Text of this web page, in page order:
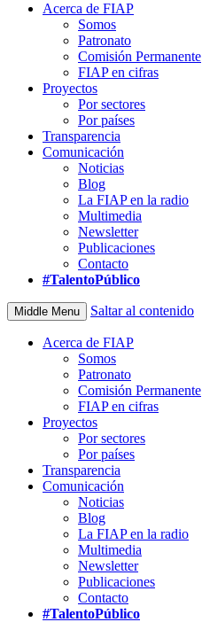
Acerca de FIAP
Somos
Patronato
Comisión Permanente
FIAP en cifras
Proyectos
Por sectores
Por países
Transparencia
Comunicación
Noticias
Blog
La FIAP en la radio
Multimedia
Newsletter
Publicaciones
Contacto
#TalentoPúblico
Middle Menu Saltar al contenido
Acerca de FIAP
Somos
Patronato
Comisión Permanente
FIAP en cifras
Proyectos
Por sectores
Por países
Transparencia
Comunicación
Noticias
Blog
La FIAP en la radio
Multimedia
Newsletter
Publicaciones
Contacto
#TalentoPúblico